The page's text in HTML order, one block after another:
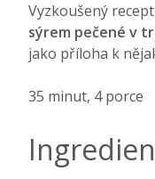
Vyzkoušený
sýrem pečené v
jako příloha k
35 minut, 4 porce